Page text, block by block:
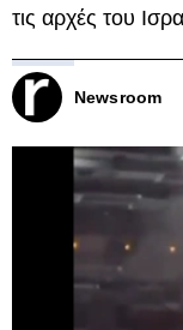
τις αρχές του
Newsroom